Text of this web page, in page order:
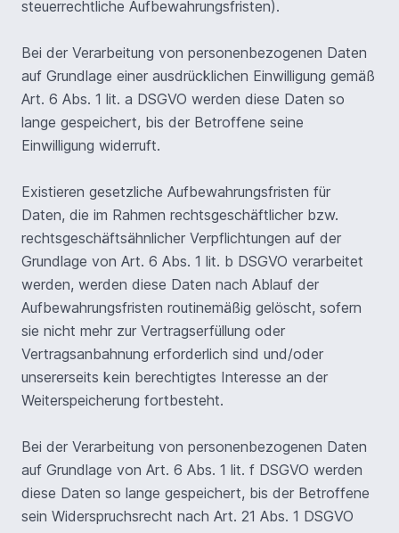
steuerrechtliche Aufbewahrungsfristen).
Bei der Verarbeitung von personenbezogenen Daten
auf Grundlage einer ausdrücklichen Einwilligung gemäß
Art. 6 Abs. 1 lit. a DSGVO werden diese Daten so
lange gespeichert, bis der Betroffene seine
Einwilligung widerruft.
Existieren gesetzliche Aufbewahrungsfristen für
Daten, die im Rahmen rechtsgeschäftlicher bzw.
rechtsgeschäftsähnlicher Verpflichtungen auf der
Grundlage von Art. 6 Abs. 1 lit. b DSGVO verarbeitet
werden, werden diese Daten nach Ablauf der
Aufbewahrungsfristen routinemäßig gelöscht, sofern
sie nicht mehr zur Vertragserfüllung oder
Vertragsanbahnung erforderlich sind und/oder
unsererseits kein berechtigtes Interesse an der
Weiterspeicherung fortbesteht.
Bei der Verarbeitung von personenbezogenen Daten
auf Grundlage von Art. 6 Abs. 1 lit. f DSGVO werden
diese Daten so lange gespeichert, bis der Betroffene
sein Widerspruchsrecht nach Art. 21 Abs. 1 DSGVO